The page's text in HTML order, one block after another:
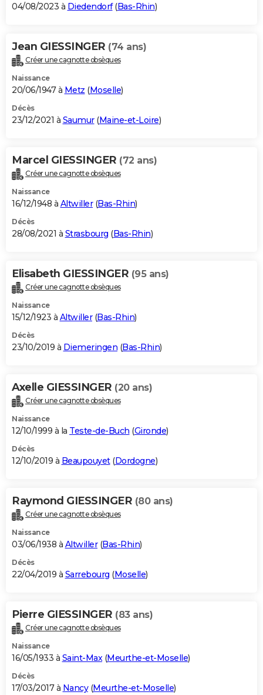
04/08/2023 à Diedendorf(Bas-Rhin)
Jean GIESSINGER (74 ans)
Créer une cagnotte obsèques
Naissance
20/06/1947 à Metz (Moselle)
Décès
23/12/2021 à Saumur(Maine-et-Loire)
Marcel GIESSINGER (72 ans)
Créer une cagnotte obsèques
Naissance
16/12/1948 à Altwiller(Bas-Rhin)
Décès
28/08/2021 à Strasbourg (Bas-Rhin)
Elisabeth GIESSINGER (95 ans)
Créer une cagnotte obsèques
Naissance
15/12/1923 à Altwiller(Bas-Rhin)
Décès
23/10/2019 à Diemeringen (Bas-Rhin)
Axelle GIESSINGER (20 ans)
Créer une cagnotte obsèques
Naissance
12/10/1999 à la Teste-de-Buch (Gironde)
Décès
12/10/2019 à Beaupouyet(Dordogne)
Raymond GIESSINGER (80 ans)
Créer une cagnotte obsèques
Naissance
03/06/1938 à Altwiller(Bas-Rhin)
Décès
22/04/2019 à Sarrebourg (Moselle)
Pierre GIESSINGER (83 ans)
Créer une cagnotte obsèques
Naissance
16/05/1933 à Saint-Max(Meurthe-et-Moselle)
Décès
17/03/2017 à Nancy(Meurthe-et-Moselle)